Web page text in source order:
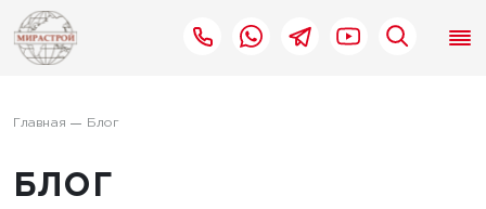
Главная Блог
БЛОГ